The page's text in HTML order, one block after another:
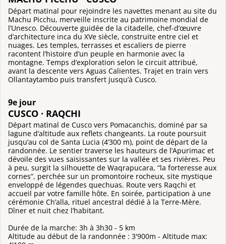
Départ matinal pour rejoindre les navettes menant au site du
Machu Picchu, merveille inscrite au patrimoine mondial de
l’Unesco. Découverte guidée de la citadelle, chef-d’œuvre
d’architecture inca du XVe siècle, construite entre ciel et
nuages. Les temples, terrasses et escaliers de pierre
racontent l’histoire d’un peuple en harmonie avec la
montagne. Temps d’exploration selon le circuit attribué,
avant la descente vers Aguas Calientes. Trajet en train vers
Ollantaytambo puis transfert jusqu’à Cusco.
9e jour
CUSCO · RAQCHI
Départ matinal de Cusco vers Pomacanchis, dominé par sa
lagune d’altitude aux reflets changeants. La route poursuit
jusqu’au col de Santa Lucia (4’300 m), point de départ de la
randonnée. Le sentier traverse les hauteurs de l’Apurimac et
dévoile des vues saisissantes sur la vallée et ses rivières. Peu
à peu, surgit la silhouette de Waqrapucara, “la forteresse aux
cornes”, perchée sur un promontoire rocheux, site mystique
enveloppé de légendes quechuas. Route vers Raqchi et
accueil par votre famille hôte. En soirée, participation à une
cérémonie Ch’alla, rituel ancestral dédié à la Terre-Mère.
Dîner et nuit chez l’habitant.
Durée de la marche: 3h à 3h30 - 5 km
Altitude au début de la randonnée : 3'900m - Altitude max: